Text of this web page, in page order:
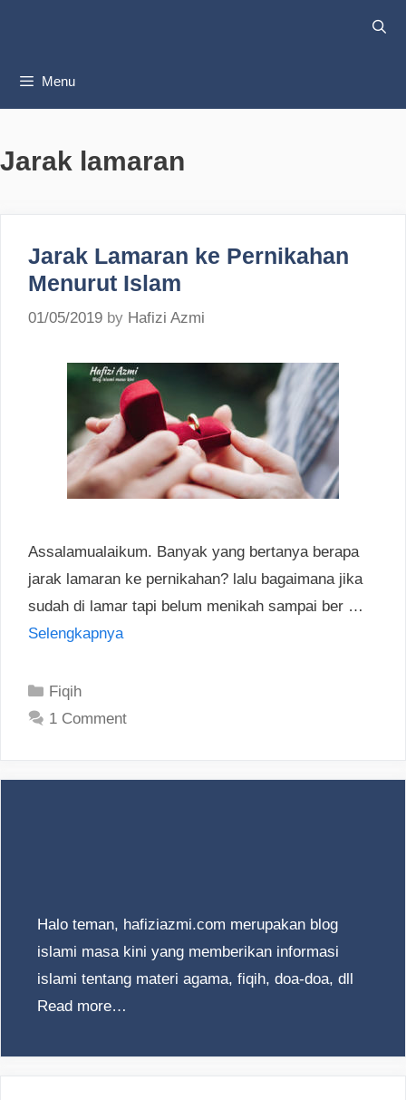
Menu
Jarak lamaran
Jarak Lamaran ke Pernikahan
Menurut Islam
01/05/2019 by Hafizi Azmi
Assalamualaikum. Banyak yang bertanya berapa
jarak lamaran ke pernikahan? lalu bagaimana jika
sudah di lamar tapi belum menikah sampai ber …
Selengkapnya
Categories
Fiqih
1 Comment
Halo teman, hafiziazmi.com merupakan blog
islami masa kini yang memberikan informasi
islami tentang materi agama, fiqih, doa-doa, dll
Read more…